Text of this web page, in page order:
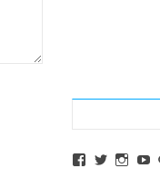
ViewView